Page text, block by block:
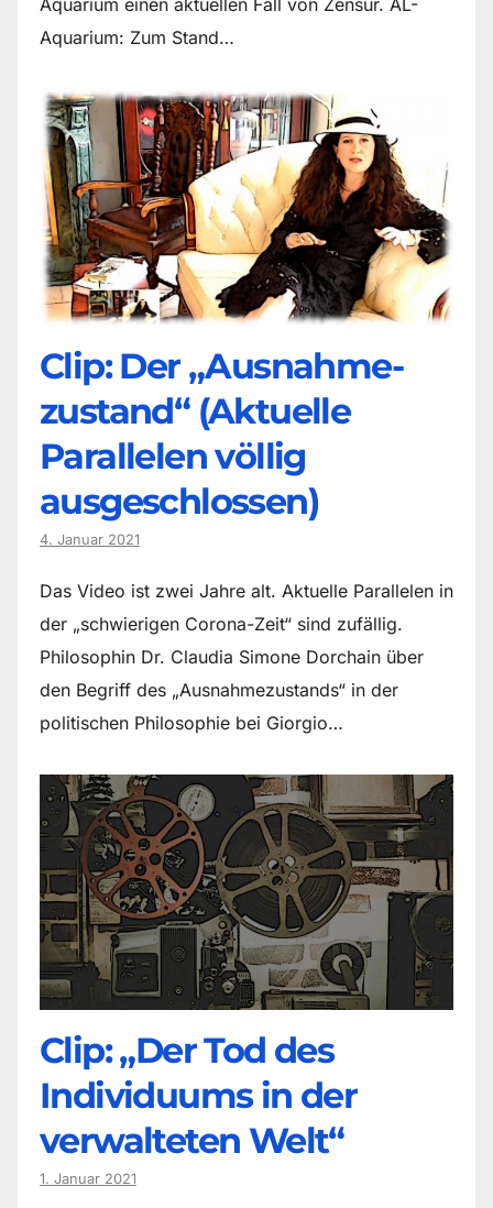
Aquarium: Zum Stand…
Clip: Der „Ausnahme-
zustand“ (Aktuelle
Parallelen völlig
ausgeschlossen)
4. Januar 2021
Das Video ist zwei Jahre alt. Aktuelle Parallelen in
der „schwierigen Corona-Zeit“ sind zufällig.
Philosophin Dr. Claudia Simone Dorchain über
den Begriff des „Ausnahmezustands“ in der
politischen Philosophie bei Giorgio…
Clip: „Der Tod des
Individuums in der
verwalteten Welt“
1. Januar 2021